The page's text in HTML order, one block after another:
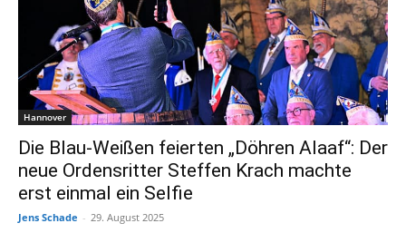
Hannover
Die Blau-Weißen feierten „Döhren Alaaf“: Der
neue Ordensritter Steffen Krach machte
erst einmal ein Selfie
Jens Schade - 29. August 2025